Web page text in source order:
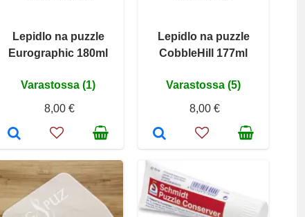
Lepidlo na puzzle
Eurographic 180ml
Varastossa (1)
8,00 €
Lepidlo na puzzle
CobbleHill 177ml
Varastossa (5)
8,00 €